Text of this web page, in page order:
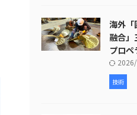
海外「
融合」
プロ
技術